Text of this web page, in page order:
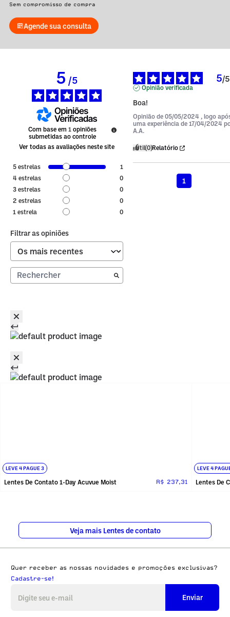
Sem compromisso de compra
Agende sua consulta
5/5
Com base em 1 opiniões
submetidas ao controle
Ver todas as avaliações neste site
5 estrelas
1
4 estrelas
0
3 estrelas
0
2 estrelas
0
1 estrela 0
Filtrar as opiniões
5/5
Opinião verificada
Boa!
Opinião de 05/05/2024 , logo
uma experiência de 17/04/2024
A.A.
Útil(0)Relatório
1
LEVE 4 PAGUE 3
Lentes De Contato 1-Day Acuvue Moist R$ 237,31
LEVE 4
Lentes De
Veja mais Lentes de contato
Quer receber as nossas novidades e promoções exclusivas?
Cadastre-se!
Enviar